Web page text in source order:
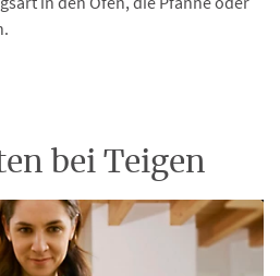
bei Teigen